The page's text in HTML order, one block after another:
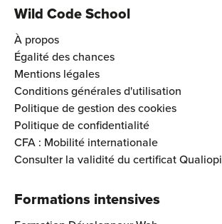
Wild Code School
À propos
Égalité des chances
Mentions légales
Conditions générales d'utilisation
Politique de gestion des cookies
Politique de confidentialité
CFA : Mobilité internationale
Consulter la validité du certificat Qualiopi
Formations intensives